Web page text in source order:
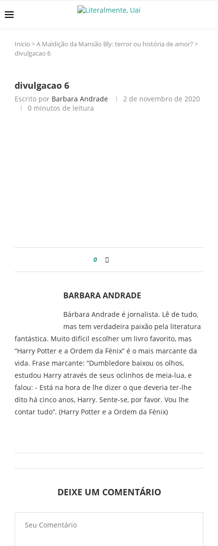
Início >A Maldição da Mansão Bly: terror ou história de amor? >
divulgacao 6
divulgacao 6
Escrito por Barbara Andrade
2 de novembro de 2020
0 minutos de leitura
0
BARBARA ANDRADE
Bárbara Andrade é jornalista. Lê de tudo,
mas tem verdadeira paixão pela literatura
fantástica. Muito difícil escolher um livro favorito, mas
“Harry Potter e a Ordem da Fénix” é o mais marcante da
vida. Frase marcante: “Dumbledore baixou os olhos,
estudou Harry através de seus oclinhos de meia-lua, e
falou: - Está na hora de lhe dizer o que deveria ter-lhe
dito há cinco anos, Harry. Sente-se, por favor. Vou lhe
contar tudo”. (Harry Potter e a Ordem da Fénix)
DEIXE UM COMENTÁRIO